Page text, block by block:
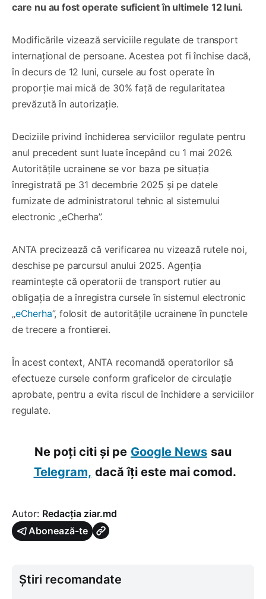
care nu au fost operate suficient în ultimele 12 luni.
Modificările vizează serviciile regulate de transport
internațional de persoane. Acestea pot fi închise dacă,
în decurs de 12 luni, cursele au fost operate în
proporție mai mică de 30% față de regularitatea
prevăzută în autorizație.
Deciziile privind închiderea serviciilor regulate pentru
anul precedent sunt luate începând cu 1 mai 2026.
Autoritățile ucrainene se vor baza pe situația
înregistrată pe 31 decembrie 2025 și pe datele
furnizate de administratorul tehnic al sistemului
electronic „eCherha”.
ANTA precizează că verificarea nu vizează rutele noi,
deschise pe parcursul anului 2025. Agenția
reamintește că operatorii de transport rutier au
obligația de a înregistra cursele în sistemul electronic
„eCherha”, folosit de autoritățile ucrainene în punctele
de trecere a frontierei.
În acest context, ANTA recomandă operatorilor să
efectueze cursele conform graficelor de circulație
aprobate, pentru a evita riscul de închidere a serviciilor
regulate.
Ne poți citi și pe Google News sau
Telegram, dacă îți este mai comod.
Autor: Redacția ziar.md
Abonează-te
Știri recomandate